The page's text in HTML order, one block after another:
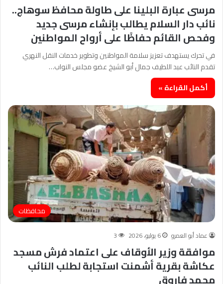
مرسى عبارة البلينا على طاولة محافظ سوهاج..
نائب دار السلام يطالب بإنشاء مرسى جديد
وفحص القائم حفاظًا على أرواح المواطنين
في تحرك يستهدف تعزيز سلامة المواطنين وتطوير خدمات النقل النهري
تقدم النائب عبد اللطيف جمال أبو الشيخ عضو مجلس النواب…
أكمل القراءة »
محافظات
عماد أبو العمرو 6 يوليو، 2026 3
موافقة وزير الأوقاف على اعتماد فرش مسجد
عكاشة بقرية أشمنت استجابة لطلب النائب
محمد فاروق